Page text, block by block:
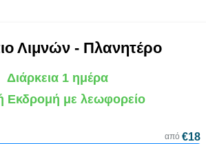
Λιμνών - Πλανητέρο
Διάρκεια 1 ημέρα
Εκδρομή με λεωφορείο
από €18